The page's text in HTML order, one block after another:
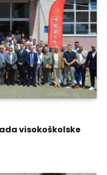
visokoškolske